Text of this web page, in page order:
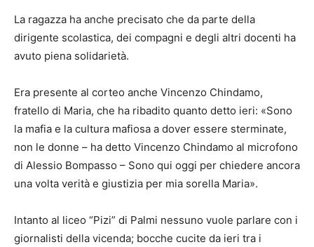
La ragazza ha anche precisato che da parte della
dirigente scolastica, dei compagni e degli altri docenti ha
avuto piena solidarietà.
Era presente al corteo anche Vincenzo Chindamo,
fratello di Maria, che ha ribadito quanto detto ieri: «Sono
la mafia e la cultura mafiosa a dover essere sterminate,
non le donne – ha detto Vincenzo Chindamo al microfono
di Alessio Bompasso – Sono qui oggi per chiedere ancora
una volta verità e giustizia per mia sorella Maria».
Intanto al liceo “Pizi” di Palmi nessuno vuole parlare con i
giornalisti della vicenda; bocche cucite da ieri tra i